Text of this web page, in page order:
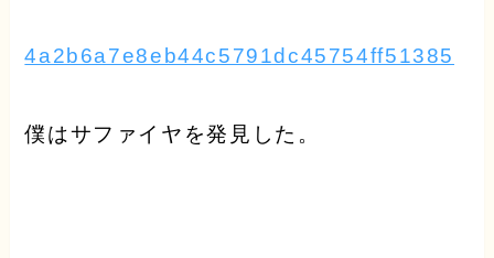
4a2b6a7e8eb44c5791dc45754ff51385
僕はサファイヤを発見した。